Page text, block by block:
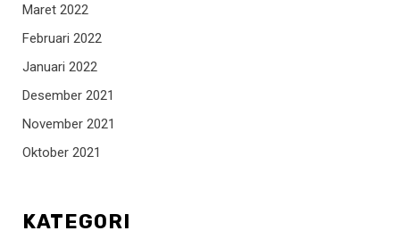
Maret 2022
Februari 2022
Januari 2022
Desember 2021
November 2021
Oktober 2021
KATEGORI